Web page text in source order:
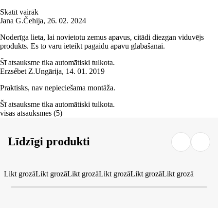
Skatīt vairāk
Jana G.Čehija, 26. 02. 2024
Noderīga lieta, lai novietotu zemus apavus, citādi diezgan viduvējs
produkts. Es to varu ieteikt pagaidu apavu glabāšanai.
Šī atsauksme tika automātiski tulkota.
Erzsébet Z.Ungārija, 14. 01. 2019
Praktisks, nav nepieciešama montāža.
Šī atsauksme tika automātiski tulkota.
visas atsauksmes (5)
Līdzīgi produkti
Likt grozāLikt grozāLikt grozāLikt grozāLikt grozāLikt grozā